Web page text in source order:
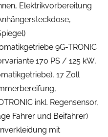
Elektrikvorbereitung
9G-TRONIC
170 PS / 125 kW,
17 Zoll
inkl. Regensensor,
Fahrer und Beifahrer)
mit